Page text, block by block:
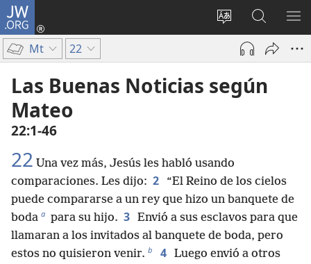
JW.ORG
Cambiar
idioma
del sitio
Iniciar
sesión
ventana)
en
jw.org
Mt 22
Las Buenas Noticias según
Mateo
22:1-46
22 Una vez más, Jesús les habló usando
comparaciones. Les dijo: 2
“El Reino de los cielos
puede compararse a un rey que hizo un banquete de
boda a para su hijo. 3 Envió a sus esclavos para que
llamaran a los invitados al banquete de boda, pero
estos no quisieron venir. b 4 Luego envió a otros